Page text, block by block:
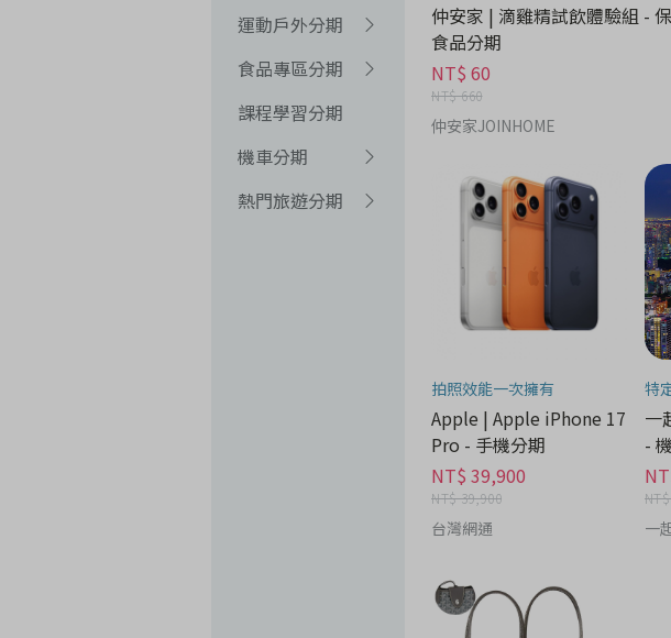
運動戶外分期
食品專區分期
課程學習分期
機車分期
熱門旅遊分期
仲安家 | 滴雞精試飲體驗組 -
食品分期
NT$ 60
NT$ 660
仲安家JOINHOME
拍照效能一次擁有
Apple | Apple iPhone 17
Pro - 手機分期
NT$ 39,900
NT$ 39,900
台灣網通
特
一
-
一